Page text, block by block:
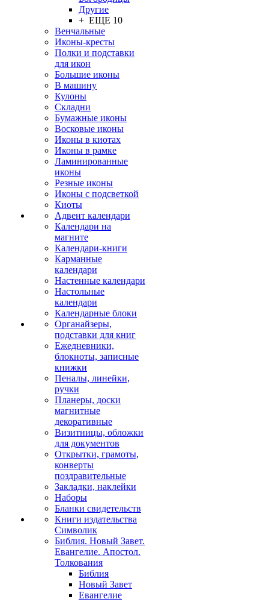
Другие
+ ЕЩЕ 10
Венчальные
Иконы-кресты
Полки и подставки
для икон
Большие иконы
В машину
Кулоны
Складни
Бумажные иконы
Восковые иконы
Иконы в киотах
Иконы в рамке
Ламинированные
иконы
Резные иконы
Иконы с подсветкой
Киоты
Адвент календари
Календари на
магните
Календари-книги
Карманные
календари
Настенные календари
Настольные
календари
Календарные блоки
Органайзеры,
подставки для книг
Ежедневники,
блокноты, записные
книжки
Пеналы, линейки,
ручки
Планеры, доски
магнитные
декоративные
Визитницы, обложки
для документов
Открытки, грамоты,
конверты
поздравительные
Закладки, наклейки
Наборы
Бланки свидетельств
Книги издательства
Символик
Библия. Новый Завет.
Евангелие. Апостол.
Толкования
Библия
Новый Завет
Евангелие